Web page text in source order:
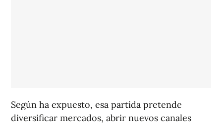
Según ha expuesto, esa partida pretende
diversificar mercados, abrir nuevos canales